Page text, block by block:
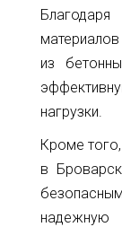
из
нагрузки.
Кроме
в